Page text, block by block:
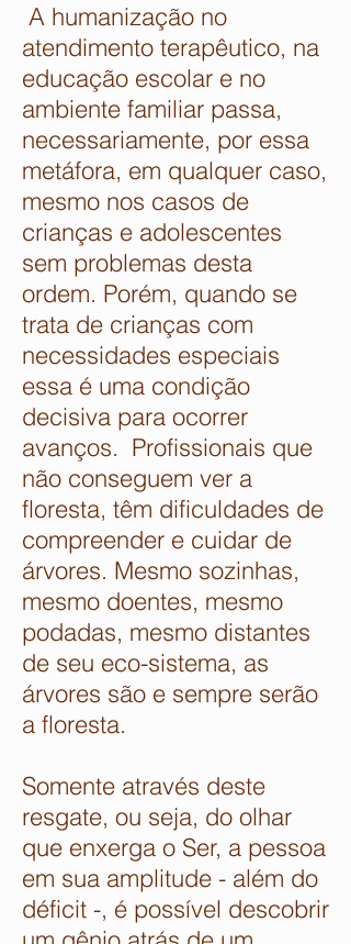
A humanização no
atendimento terapêutico, na
educação escolar e no
ambiente familiar passa,
necessariamente, por essa
metáfora, em qualquer caso,
mesmo nos casos de
crianças e adolescentes
sem problemas desta
ordem. Porém, quando se
trata de crianças com
necessidades especiais
essa é uma condição
decisiva para ocorrer
avanços. Profissionais que
não conseguem ver a
floresta, têm dificuldades de
compreender e cuidar de
árvores. Mesmo sozinhas,
mesmo doentes, mesmo
podadas, mesmo distantes
de seu eco-sistema, as
árvores são e sempre serão
a floresta.
Somente através deste
resgate, ou seja, do olhar
que enxerga o Ser, a pessoa
em sua amplitude - além do
déficit -, é possível descobrir